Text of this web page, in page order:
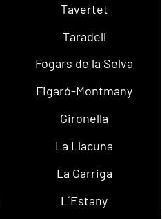
Tavertet
Taradell
Fogars de la Selva
Figaró-Montmany
Gironella
La Llacuna
La Garriga
L´Estany